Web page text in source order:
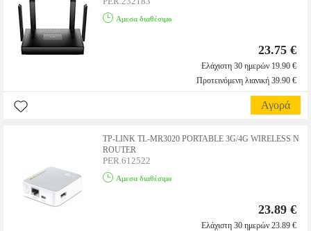
Αμεσα διαθέσιμο
23.75 €
Ελάχιστη 30 ημερών 19.90 €
Προτεινόμενη λιανική 39.90 €
Αγορά
TP-LINK TL-MR3020 PORTABLE 3G/4G WIRELESS N
ROUTER
PER.612522
Αμεσα διαθέσιμο
23.89 €
Ελάχιστη 30 ημερών 23.89 €